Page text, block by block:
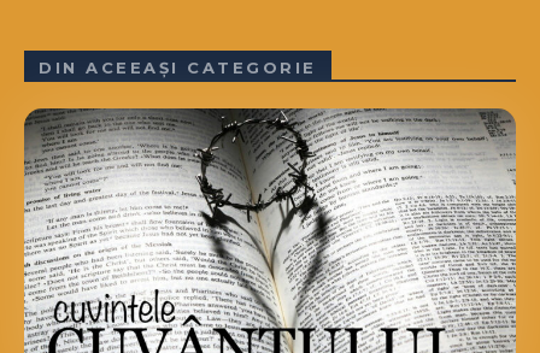
DIN ACEEAȘI CATEGORIE